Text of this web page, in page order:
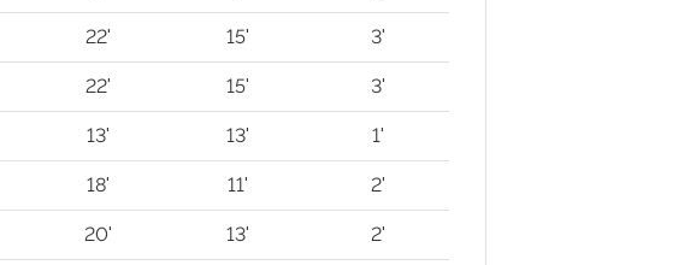
22' 15' 3'
22' 15' 3'
13' 13' 1'
18' 11' 2'
20' 13' 2'